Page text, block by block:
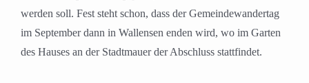
werden soll. Fest steht schon, dass der Gemeindewandertag
im September dann in Wallensen enden wird, wo im Garten
des Hauses an der Stadtmauer der Abschluss stattfindet.